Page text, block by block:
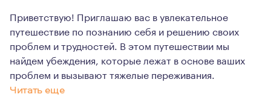
Приветствую! Приглашаю вас в увлекательное
путешествие по познанию себя и решению своих
проблем и трудностей. В этом путешествии мы
найдем убеждения, которые лежат в основе ваших
проблем и вызывают тяжелые переживания.
Читать еще